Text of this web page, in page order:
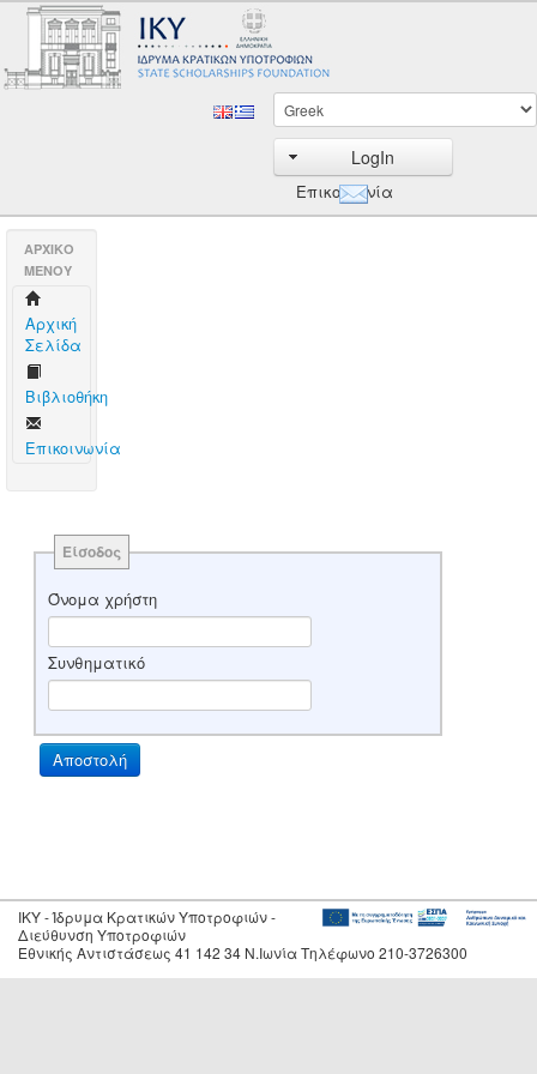
LogIn
Επικοινωνία
AΡΧΙΚΟ
ΜΕΝΟΥ
Aρχική
Σελίδα
Βιβλιοθήκη
Επικοινωνία
Είσοδος
Όνομα χρήστη
Συνθηματικό
IKY - Ίδρυμα Κρατικών Υποτροφιών -
Διεύθυνση Υποτροφιών
Εθνικής Αντιστάσεως 41 142 34 Ν.Ιωνία Τηλέφωνο 210-3726300